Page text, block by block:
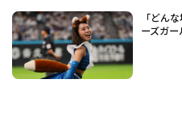
「どん
ーズガ